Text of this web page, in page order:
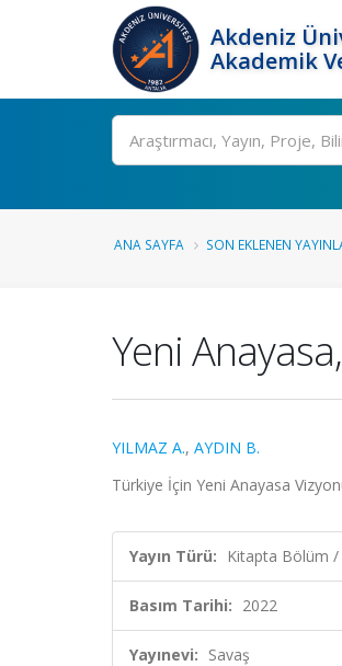
Akdeniz
Akademik
Ara
ANA SAYFA SON EKLENEN
Yeni
YILMAZ A., AYDIN B.
Türkiye İçin Yeni Anayasa
Yayın Türü: Kitapta Bölüm
Basım Tarihi: 2022
Yayınevi: Savaş